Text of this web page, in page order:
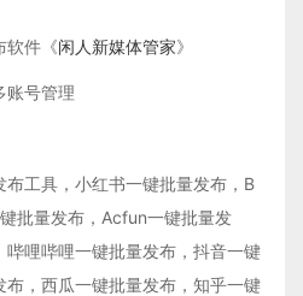
软件《闲人新媒体管家》
账号管理
工具，小红书一键批量发布，B
批量发布，Acfun一键批量发
哩哔哩一键批量发布，抖音一键
，西瓜一键批量发布，知乎一键